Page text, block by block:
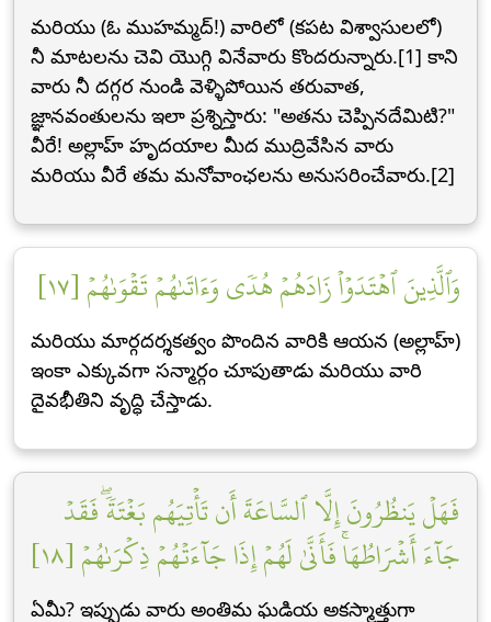
మరియు (ఓ ముహమ్మద్!) వారిలో (కపట విశ్వాసులలో)
నీ మాటలను చెవి యొగ్గి వినేవారు కొందరున్నారు.[1] కాని
వారు నీ దగ్గర నుండి వెళ్ళిపోయిన తరువాత,
జ్ఞానవంతులను ఇలా ప్రశ్నిస్తారు: "అతను చెప్పినదేమిటి?"
వీరే! అల్లాహ్ హృదయాల మీద ముద్రివేసిన వారు
మరియు వీరే తమ మనోవాంఛలను అనుసరించేవారు.[2]
وَٱلَّذِينَ ٱهۡتَدَوۡاْ زَادَهُمۡ هُدٗى وَءَاتَىٰهُمۡ تَقۡوَىٰهُمۡ [١٧]
మరియు మార్గదర్శకత్వం పొందిన వారికి ఆయన (అల్లాహ్)
ఇంకా ఎక్కువగా సన్మార్గం చూపుతాడు మరియు వారి
దైవభీతిని వృద్ధి చేస్తాడు.
فَهَلۡ يَنظُرُونَ إِلَّا ٱلسَّاعَةَ أَن تَأۡتِيَهُم بَغۡتَةٗۖ فَقَدۡ
جَآءَ أَشۡرَاطُهَاۚ فَأَنَّىٰ لَهُمۡ إِذَا جَآءَتۡهُمۡ ذِكۡرَىٰهُمۡ [١٨]
ఏమీ? ఇప్పుడు వారు అంతిమ ఘడియ అకస్మాత్తుగా